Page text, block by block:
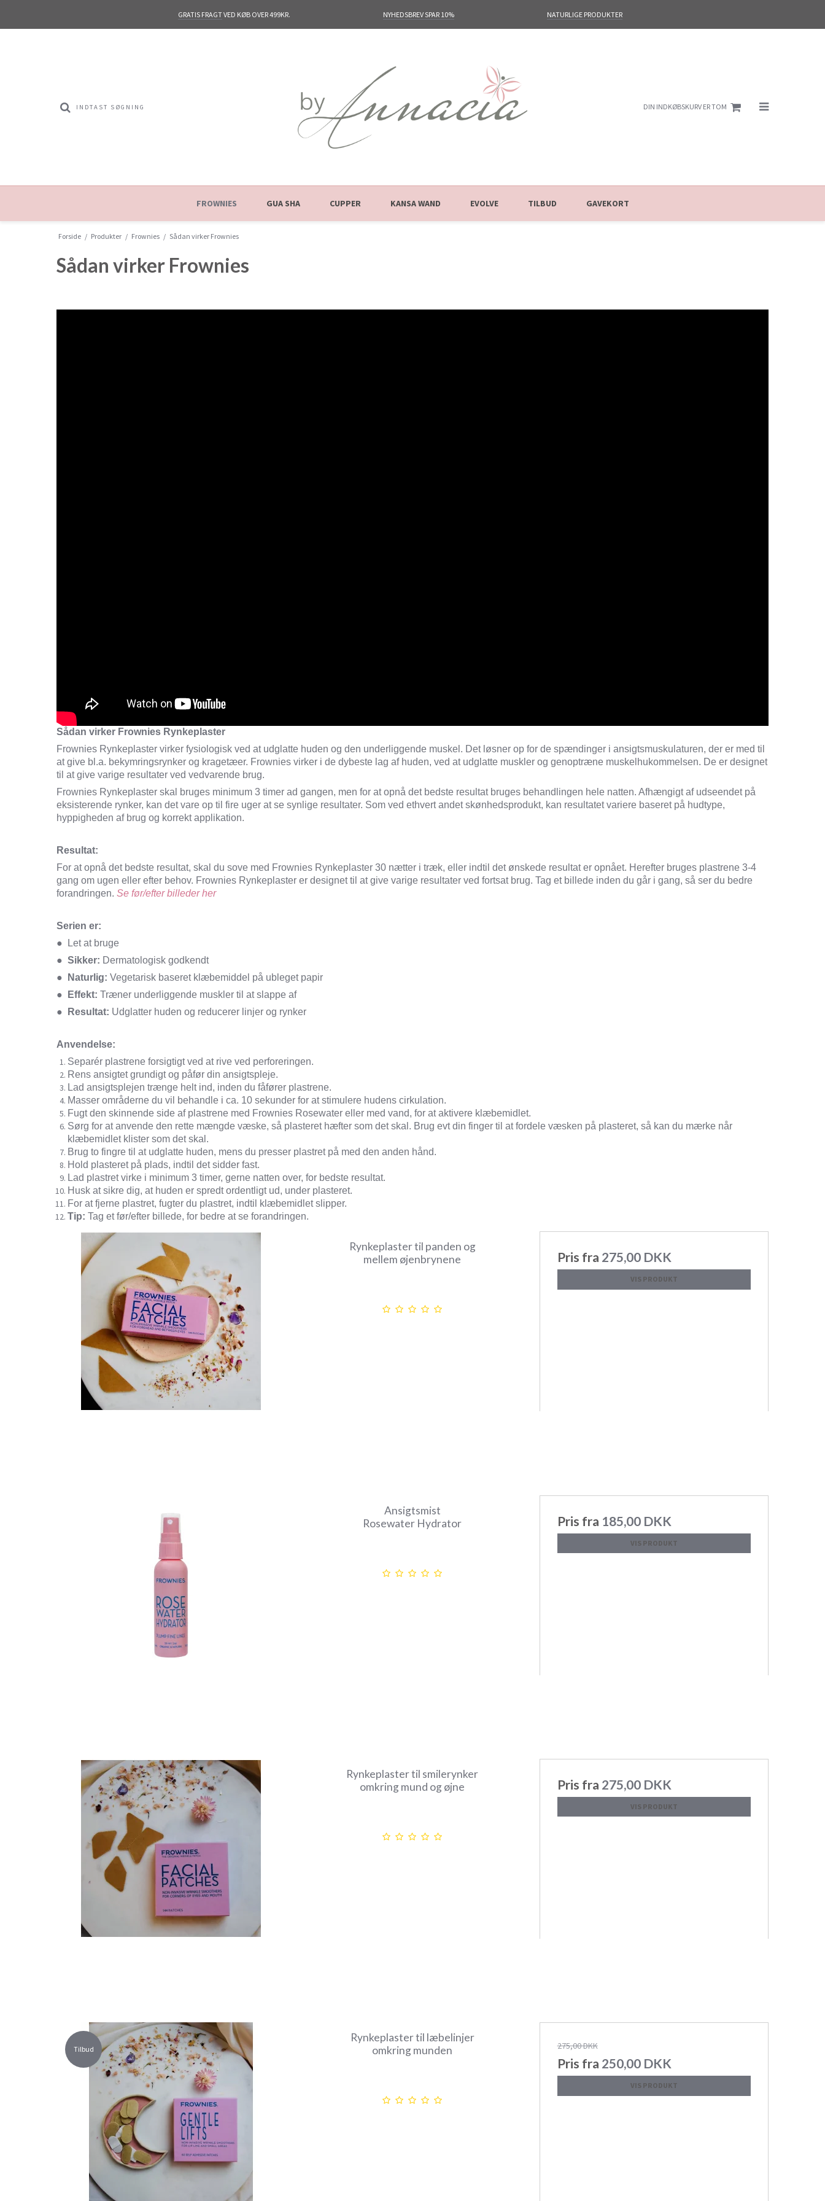
GRATIS FRAGTVED KØB OVER 499KR. NYHEDSBREV SPAR 10% NATURLIGE PRODUKTER
DIN INDKØBSKURV ER TOM
FROWNIES GUA SHA CUPPER KANSA WAND EVOLVE TILBUD GAVEKORT
Forside / Produkter / Frownies / Sådan virker Frownies
Sådan virker Frownies
Sådan virker Frownies Rynkeplaster
Frownies Rynkeplaster virker fysiologisk ved at udglatte huden og den underliggende muskel. Det løsner op for de spændinger i ansigtsmuskulaturen, der er med til
at give bl.a. bekymringsrynker og kragetæer. Frownies virker i de dybeste lag af huden, ved atudglatte muskler og genoptræne muskelhukommelsen. De er designet
til at give varige resultater ved vedvarende brug.
Frownies Rynkeplaster skal bruges minimum 3 timer ad gangen, men for at opnå det bedste resultat bruges behandlingen hele natten. Afhængigt af udseendet på
eksisterende rynker, kan det vare op til fire uger at se synlige resultater. Som ved ethvert andet skønhedsprodukt, kan resultatet variere baseret på hudtype,
hyppigheden af brug og korrekt applikation.
Resultat:
For at opnå det bedste resultat, skal du sove med Frownies Rynkeplaster 30 nætter i træk, eller indtil det ønskede resultat er opnået. Herefter bruges plastrene 3-4
gang om ugen eller efter behov. Frownies Rynkeplaster er designet til at give varige resultater ved fortsat brug. Tag et billede inden du går i gang, så ser du bedre
forandringen. Se før/efter billeder her
Serien er:
●
Let at bruge
● Sikker: Dermatologisk godkendt
●
Naturlig: Vegetarisk baseret klæbemiddel på ubleget papir
●
Effekt: Træner underliggende muskler til at slappe af
● Resultat: Udglatter huden og reducerer linjer og rynker
Anvendelse:
Separér plastrene forsigtigt ved at rive ved perforeringen.
Rens ansigtet grundigt og påfør din ansigtspleje.
Lad ansigtsplejen trænge helt ind, inden du fåfører plastrene.
Masser områderne du vil behandle i ca. 10 sekunder for at stimulere hudens cirkulation.
Fugt den skinnende side af plastrene med Frownies Rosewater eller med vand, for at aktivere klæbemidlet.
Sørg for at anvende den rette mængde væske, så plasteret hæfter som det skal. Brug evt din finger til at fordele væsken på plasteret, så kan du mærke når
klæbemidlet klister som det skal.
Brug to fingre til at udglatte huden, mens du presser plastret på med den anden hånd.
Hold plasteret på plads, indtil det sidder fast.
Lad plastret virke i minimum 3 timer, gerne natten over, for bedste resultat.
Husk at sikre dig, at huden er spredt ordentligt ud, under plasteret.
For at fjerne plastret, fugter du plastret, indtil klæbemidlet slipper.
Tip: Tag et før/efter billede, for bedre at se forandringen.
Rynkeplaster til panden og
mellem øjenbrynene
Pris fra 275,00 DKK
VIS PRODUKT
Ansigtsmist
Rosewater Hydrator
Pris fra 185,00 DKK
VIS PRODUKT
Rynkeplaster til smilerynker
omkring mund og øjne
Pris fra 275,00 DKK
VIS PRODUKT
Tilbud
Rynkeplaster til læbelinjer
omkring munden
275,00 DKK
Pris fra 250,00 DKK
VIS PRODUKT